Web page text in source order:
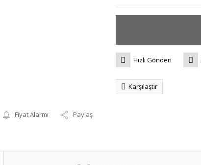
Fiyat Alarmı Paylaş
Hızlı Gönderi
Karşılaştır